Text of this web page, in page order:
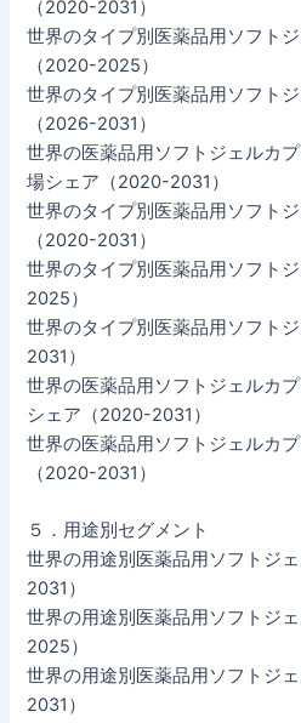
（2020-2031）
世界のタイプ別医薬品用ソフト
（2020-2025）
世界のタイプ別医薬品用ソフト
（2026-2031）
世界の医薬品用ソフトジェルカ
場シェア（2020-2031）
世界のタイプ別医薬品用ソフト
（2020-2031）
世界のタイプ別医薬品用ソフト
2025）
世界のタイプ別医薬品用ソフト
2031）
世界の医薬品用ソフトジェルカ
シェア（2020-2031）
世界の医薬品用ソフトジェルカ
（2020-2031）
５．用途別セグメント
世界の用途別医薬品用ソフトジ
2031）
世界の用途別医薬品用ソフトジ
2025）
世界の用途別医薬品用ソフトジ
2031）